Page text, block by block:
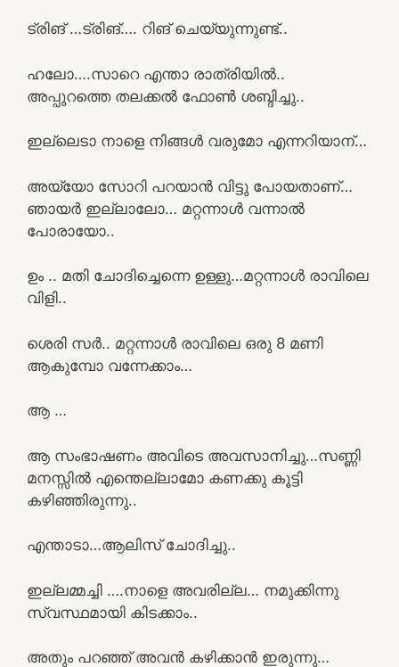
ട്രിങ് …ട്രിങ്…. റിങ് ചെയ്യുന്നുണ്ട്..
ഹലോ….സാറെ എന്താ രാത്രിയിൽ..
അപ്പുറത്തെ തലക്കൽ ഫോൺ ശബ്ദിച്ചു..
ഇല്ലെടാ നാളെ നിങ്ങൾ വരുമോ എന്നറിയാന്…
അയ്യോ സോറി പറയാൻ വിട്ടു പോയതാണ്…
ഞായർ ഇല്ലാലോ… മറ്റന്നാൾ വന്നാൽ
പോരായോ..
ഉം .. മതി ചോദിച്ചെന്നെ ഉള്ളു…മറ്റന്നാൾ രാവിലെ
വിളി..
ശെരി സർ.. മറ്റന്നാൾ രാവിലെ ഒരു 8 മണി
ആകുമ്പോ വന്നേക്കാം…
ആ …
ആ സംഭാഷണം അവിടെ അവസാനിച്ചു…സണ്ണി
മനസ്സിൽ എന്തെല്ലാമോ കണക്കു കൂട്ടി
കഴിഞ്ഞിരുന്നു..
എന്താടാ…ആലിസ് ചോദിച്ചു..
ഇല്ലമ്മച്ചി ….നാളെ അവരില്ല… നമുക്കിന്നു
സ്വസ്ഥമായി കിടക്കാം..
അതും പറഞ്ഞ് അവൻ കഴിക്കാൻ ഇരുന്നു…